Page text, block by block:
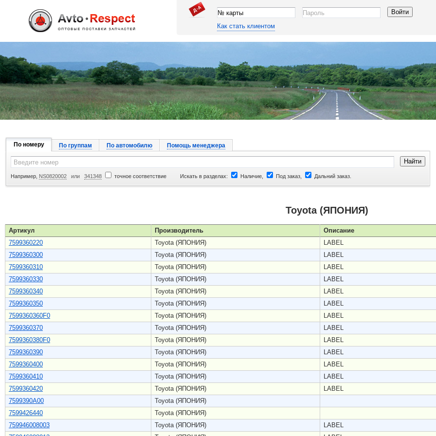
Джапан Авто
Как стать клиентом
По номеру По группам По автомобилю Помощь менеджера
Например, NS0820002 или 341348 точное соответствие Искать в разделах: Наличие, Под заказ, Дальний заказ.
Toyota (ЯПОНИЯ)
Артикул Производитель
Описание
7599360220
Toyota (ЯПОНИЯ)
LABEL
7599360300
Toyota (ЯПОНИЯ)
LABEL
7599360310
Toyota (ЯПОНИЯ)
LABEL
7599360330
Toyota (ЯПОНИЯ)
LABEL
7599360340
Toyota (ЯПОНИЯ)
LABEL
7599360350
Toyota (ЯПОНИЯ)
LABEL
7599360360F0
Toyota (ЯПОНИЯ)
LABEL
7599360370
Toyota (ЯПОНИЯ)
LABEL
7599360380F0
Toyota (ЯПОНИЯ)
LABEL
7599360390
Toyota (ЯПОНИЯ)
LABEL
7599360400
Toyota (ЯПОНИЯ)
LABEL
7599360410
Toyota (ЯПОНИЯ)
LABEL
7599360420
Toyota (ЯПОНИЯ)
LABEL
7599390A00
Toyota (ЯПОНИЯ)
7599426440
Toyota (ЯПОНИЯ)
759946008003
Toyota (ЯПОНИЯ)
LABEL